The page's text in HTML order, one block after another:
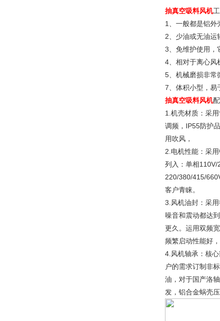
抽真空吸料风机
1、一般都是铝外
2、少油或无油运
3、免维护使用，
4、相对于离心风
5、机械磨损非常
7、体积小型，易
抽真空吸料风机
1.机壳材质：采
调频，IP55防护
用吹风，
2.电机性能：采
列入：单相
220/380/415/
客户青睐。
3.风机油封：采
噪音和震动都达
更久。运用双频
频繁启动性能好
4.风机轴承：核
户的需求订制非
油，对于国产洛
发，铝合金蜗壳